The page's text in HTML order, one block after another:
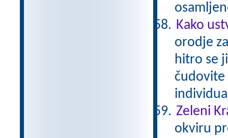
Kako
orodje
hitro se
čudovite
Zeleni
okviru